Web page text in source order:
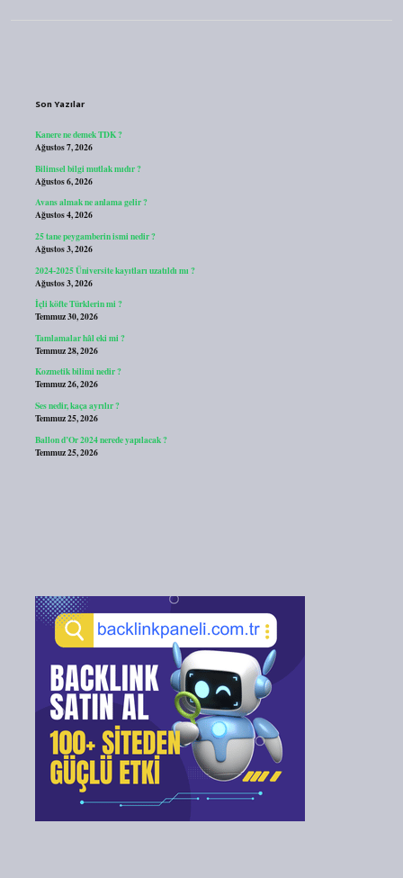
Son Yazılar
Kanere ne demek TDK ?
Ağustos 7, 2026
Bilimsel bilgi mutlak mıdır ?
Ağustos 6, 2026
Avans almak ne anlama gelir ?
Ağustos 4, 2026
25 tane peygamberin ismi nedir ?
Ağustos 3, 2026
2024-2025 Üniversite kayıtları uzatıldı mı ?
Ağustos 3, 2026
İçli köfte Türklerin mi ?
Temmuz 30, 2026
Tamlamalar hâl eki mi ?
Temmuz 28, 2026
Kozmetik bilimi nedir ?
Temmuz 26, 2026
Ses nedir, kaça ayrılır ?
Temmuz 25, 2026
Ballon d’Or 2024 nerede yapılacak ?
Temmuz 25, 2026